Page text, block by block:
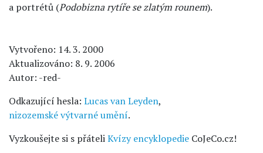
a portrétů (Podobizna rytíře se zlatým rounem).
Vytvořeno: 14. 3. 2000
Aktualizováno: 8. 9. 2006
Autor: -red-
Odkazující hesla: Lucas van Leyden,
nizozemské výtvarné umění.
Vyzkoušejte si s přáteliKvízy encyklopedie CoJeCo.cz!